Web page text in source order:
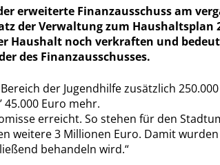
erweiterte Finanzausschuss am
der Verwaltung zum Haushaltsplan
Haushalt noch verkraften und
des Finanzausschusses.
der Jugendhilfe zusätzlich
45.000 Euro mehr.
erreicht. So stehen für den
weitere 3 Millionen Euro. Damit
behandeln wird.“